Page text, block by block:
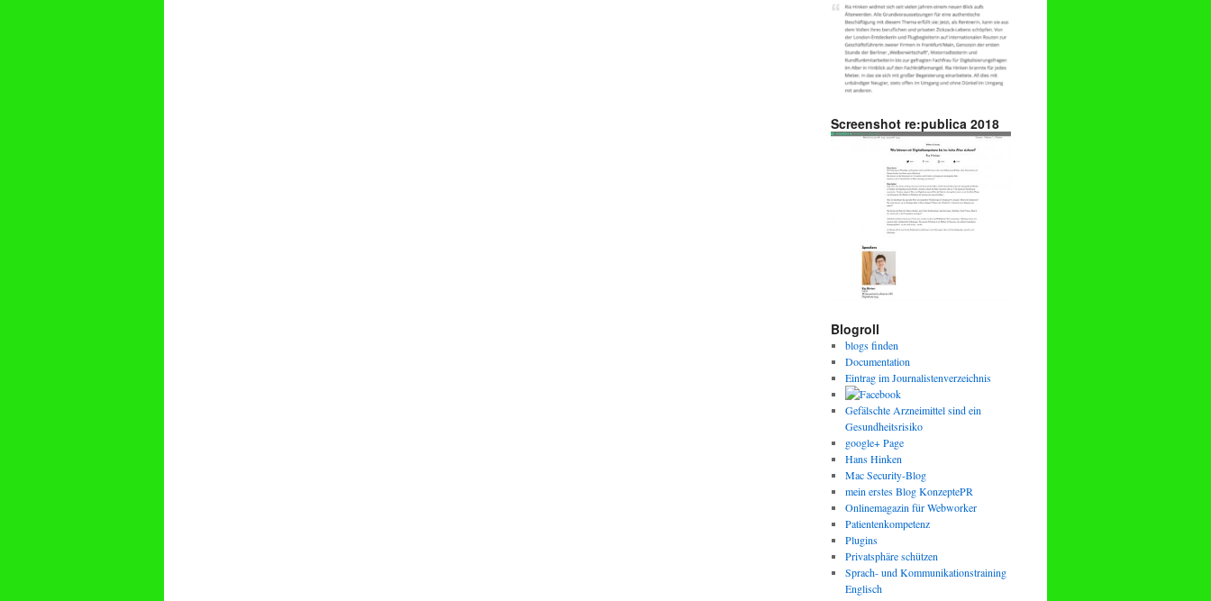
Screenshot re:publica 2018
Blogroll
blogs finden
Documentation
Eintrag im Journalistenverzeichnis
Gefälschte Arzneimittel sind ein
Gesundheitsrisiko
google+ Page
Hans Hinken
Mac Security-Blog
mein erstes Blog KonzeptePR
Onlinemagazin für Webworker
Patientenkompetenz
Plugins
Privatsphäre schützen
Sprach- und Kommunikationstraining
Englisch